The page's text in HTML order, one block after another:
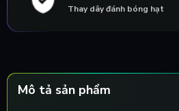
Thay dây đánh bóng hạt
Mô tả sản phẩm